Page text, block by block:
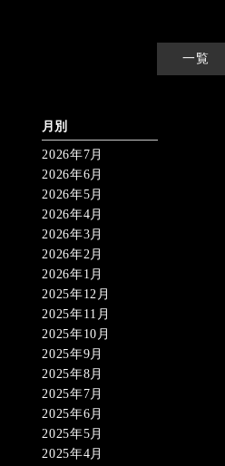
一覧
月別
2026年7月
2026年6月
2026年5月
2026年4月
2026年3月
2026年2月
2026年1月
2025年12月
2025年11月
2025年10月
2025年9月
2025年8月
2025年7月
2025年6月
2025年5月
2025年4月